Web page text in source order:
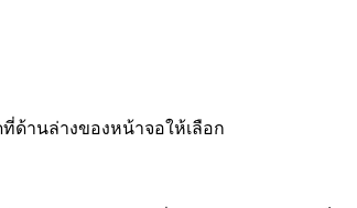
ด้านล่างของหน้าจอให้เลือก